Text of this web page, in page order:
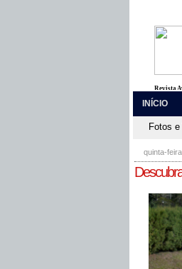
Revista
INÍCIO
Fotos
quinta-